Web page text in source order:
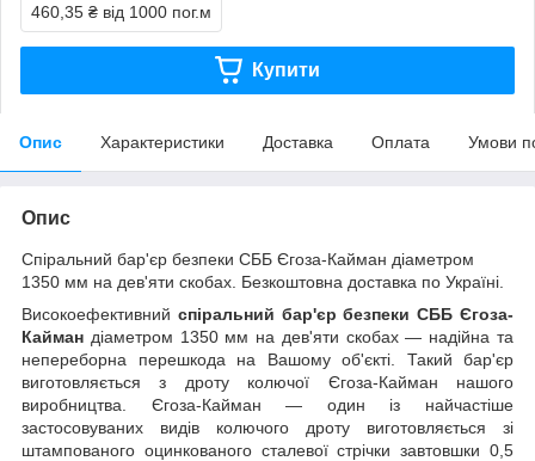
460,35 ₴ від 1000 пог.м
Купити
Опис Характеристики Доставка Оплата Умови
Опис
Спіральний бар'єр безпеки СББ Єгоза-Кайман діаметром
1350 мм на дев'яти скобах. Безкоштовна доставка по Україні.
Високоефективний спіральний бар'єр безпеки СББ Єгоза-
Кайман діаметром 1350 мм на дев'яти скобах — надійна та
непереборна перешкода на Вашому об'єкті. Такий бар'єр
виготовляється з дроту колючої Єгоза-Кайман нашого
виробництва. Єгоза-Кайман — один із найчастіше
застосовуваних видів колючого дроту виготовляється зі
штампованого оцинкованого сталевої стрічки завтовшки 0,5